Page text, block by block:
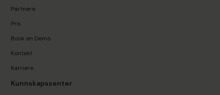
Partnere
Pris
Book en Demo
Kontakt
Karriere
Kunnskapssenter